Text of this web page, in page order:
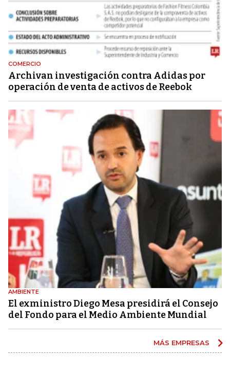
COMERCIO
Archivan investigación contra Adidas por
operación de venta de activos de Reebok
AMBIENTE
El exministro Diego Mesa presidirá el Consejo
del Fondo para el Medio Ambiente Mundial
MÁS EMPRESAS